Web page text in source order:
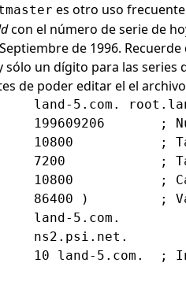
es otro uso
con el número de serie de
de 1996.
un dígito para las series
de poder editar el el
land-5.com.
199609206       ;
10800           ;
7200            ;
10800           ;
86400 )         ;
land-5.com.
ns2.psi.net.
10 land-5.com.  ;